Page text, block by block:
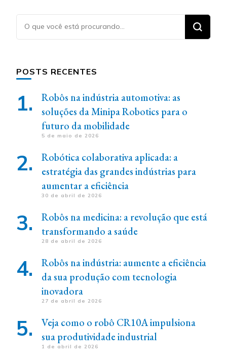
Procurando
algo?
POSTS RECENTES
Robôs na indústria automotiva: as
soluções da Minipa Robotics para o
futuro da mobilidade
5 de maio de 2026
Robótica colaborativa aplicada: a
estratégia das grandes indústrias para
aumentar a eficiência
30 de abril de 2026
Robôs na medicina: a revolução que está
transformando a saúde
28 de abril de 2026
Robôs na indústria: aumente a eficiência
da sua produção com tecnologia
inovadora
27 de abril de 2026
Veja como o robô CR10A impulsiona
sua produtividade industrial
1 de abril de 2026